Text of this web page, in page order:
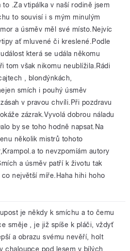
to .Za vtipálka v naší rodině jsem
to souvisí i s mým minulým
a úsměv měl své místo.Nejvíc
ať mluvené či kreslené.Podle
která se udála někomu
tom však nikomu neublížila.Rádi
, blondýnkách,
smích i pouhý úsměv
v pravou chvíli.Při pozdravu
zázrak.Vyvolá dobrou náladu
by se toho hodně napsat.Na
několik mistrů tohoto
to nevzpomíám autory
a úsměv patří k životu tak
největší míře.Haha hihi hoho
je někdy k smíchu a to čemu
směje , je již spíše k pláči, vždyť
a obrazu svému nevěří, holt
chaloupce pod lesem v bílých